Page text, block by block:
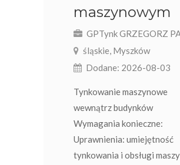
maszynowym
GPTynk GRZEGORZ
śląskie, Myszków
Dodane: 2026-08-03
Tynkowanie maszynowe
wewnątrz budynków
Wymagania konieczne:
Uprawnienia: umiejętność
tynkowania i obsługi